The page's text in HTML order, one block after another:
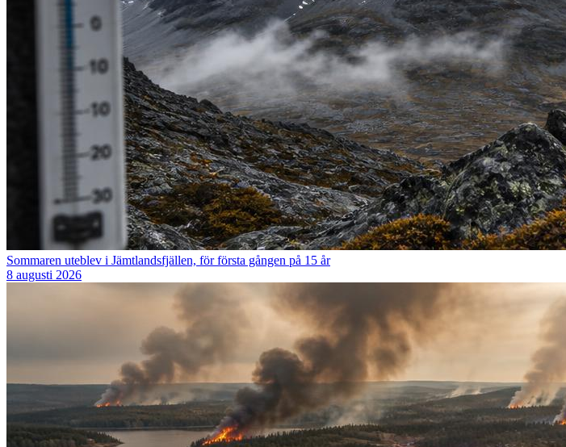
Sommaren uteblev i Jämtlandsfjällen, för första gången på 15 år
8 augusti 2026